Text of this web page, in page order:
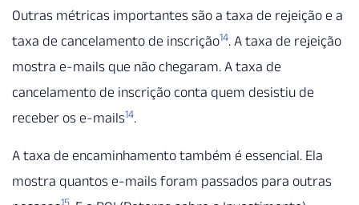
Outras métricas importantes são a taxa de rejeição e a
taxa de cancelamento de inscrição14. A taxa de rejeição
mostra e-mails que não chegaram. A taxa de
cancelamento de inscrição conta quem desistiu de
receber os e-mails14.
A taxa de encaminhamento também é essencial. Ela
mostra quantos e-mails foram passados para outras
15